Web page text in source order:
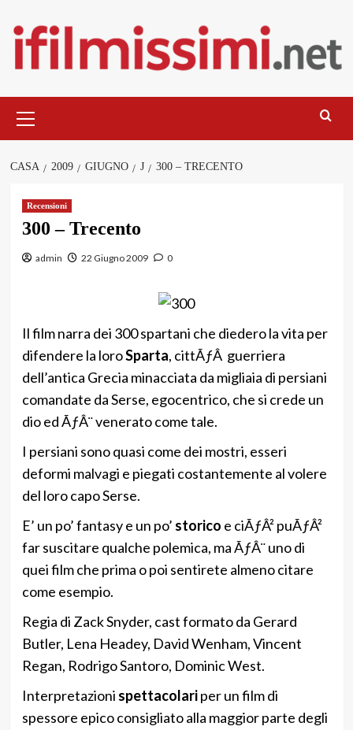
contenuto
principale
CASA 2009 GIUGNO J 300 – TRECENTO
Recensioni
300 – Trecento
admin 22 Giugno 2009 0
Il film narra dei 300 spartani che diedero la vita per
difendere la loroSparta, cittÃƒÂ guerriera
dell’antica Grecia minacciata da migliaia di persiani
comandate da Serse, egocentrico, che si crede un
dio ed ÃƒÂ¨ venerato come tale.
I persiani sono quasi come dei mostri, esseri
deformi malvagi e piegati costantemente al volere
del loro capo Serse.
E’ un po’ fantasy e un po’ storico e ciÃƒÂ² puÃƒÂ²
far suscitare qualche polemica, ma ÃƒÂ¨ uno di
quei film che prima o poi sentirete almeno citare
come esempio.
Regia di Zack Snyder, cast formato da Gerard
Butler, Lena Headey, David Wenham, Vincent
Regan, Rodrigo Santoro, Dominic West.
Interpretazioni spettacolariper un film di
spessore epico consigliato alla maggior parte degli